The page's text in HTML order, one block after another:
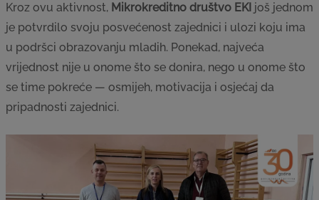
Kroz ovu aktivnost, Mikrokreditno društvo EKI još jednom
je potvrdilo svoju posvećenost zajednici i ulozi koju ima
u podršci obrazovanju mladih. Ponekad, najveća
vrijednost nije u onome što se donira, nego u onome što
se time pokreće — osmijeh, motivacija i osjećaj da
pripadnosti zajednici.